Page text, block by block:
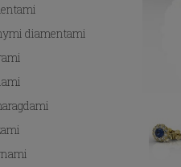
diamentami